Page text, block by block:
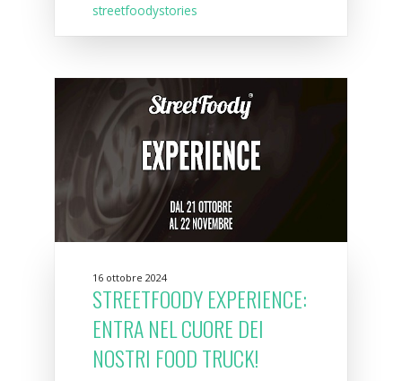
streetfoodystories
16 ottobre 2024
STREETFOODY EXPERIENCE:
ENTRA NEL CUORE DEI
NOSTRI FOOD TRUCK!